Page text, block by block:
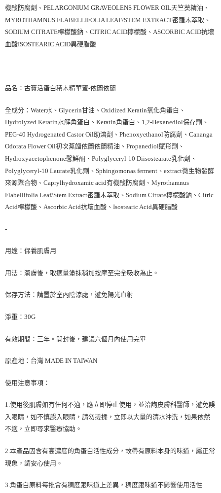
機酸防腐劑、PELARGONIUM GRAVEOLENS FLOWER OIL天竺葵精油、
MYROTHAMNUS FLABELLIFOLIA LEAF/STEM EXTRACT密羅木萃取、
SODIUM CITRATE檸檬酸鈉、CITRIC ACID檸檬酸、ASCORBIC ACID抗壞
血酸ISOSTEARIC ACID異硬脂酸
品名：古寶活蛋白積木精華蜜-依蘭依蘭
全成分：Water水、Glycerin甘油、Oxidized Keratin氧化角蛋白、
Hydrolyzed Keratin水解角蛋白、Keratin角蛋白、1,2-Hexanediol保存劑、
PEG-40 Hydrogenated Castor Oil助溶劑、Phenoxyethanol防腐劑、Cananga
Odorata Flower Oil初次蒸餾依蘭依蘭精油、Propanediol賦形劑、
Hydroxyacetophenone馨鮮酮、Polyglyceryl-10 Diisostearate乳化劑、
Polyglyceryl-10 Laurate乳化劑、Sphingomonas ferment、extract微生物發酵
來源聚合物、Caprylhydroxamic acid有機酸防腐劑、Myrothamnus
Flabellifolia Leaf/Stem Extract密羅木萃取、Sodium Citrate檸檬酸鈉、Citric
Acid檸檬酸、Ascorbic Acid抗壞血酸、Isostearic Acid異硬脂酸
-
用途：保養肌膚用
用法：潔膚後，取適量塗抹稍加按摩至完全吸收為止。
保存方法：請置於室內陰涼處，避免陽光直射
淨重：30G
有效期間：三年。開封後，建議六個月內使用完畢
原產地：台灣 MADE IN TAIWAN
使用注意事項：
1.使用後肌膚如有任何不適，應立即停止使用，並洽詢皮膚科醫師，避免誤
入眼睛，如不慎誤入眼睛，請勿搓揉，立即以大量的清水沖洗，如果依然
不適，立即尋求醫療協助。
2.本產品因含有高濃度的角蛋白活性成分，故帶有原料本身的味道，屬正常
現象，請安心使用。
3.角蛋白原料每批會有稠度跟味道上差異，稠度跟味道不影響使用活性